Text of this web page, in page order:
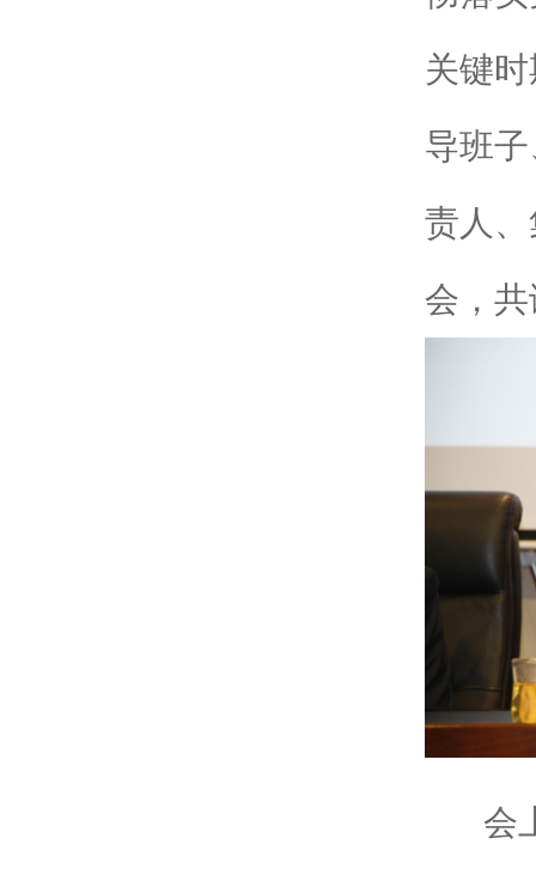
关键
导班
责人
会，
会上